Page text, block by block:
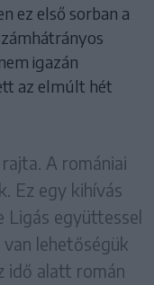
ez első sorban a
igazán
az elmúlt hét
A romániai
Ez egy kihívás
Ligás együttessel
lehetőségük
idő alatt román